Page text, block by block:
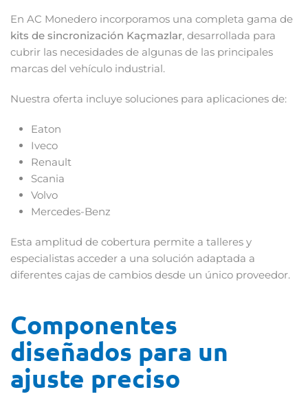
En AC Monedero incorporamos una completa gama de
kits de sincronización Kaçmazlar, desarrollada para
cubrir las necesidades de algunas de las principales
marcas del vehículo industrial.
Nuestra oferta incluye soluciones para aplicaciones de:
Eaton
Iveco
Renault
Scania
Volvo
Mercedes-Benz
Esta amplitud de cobertura permite a talleres y
especialistas acceder a una solución adaptada a
diferentes cajas de cambios desde un único proveedor.
Componentes
diseñados para un
ajuste preciso